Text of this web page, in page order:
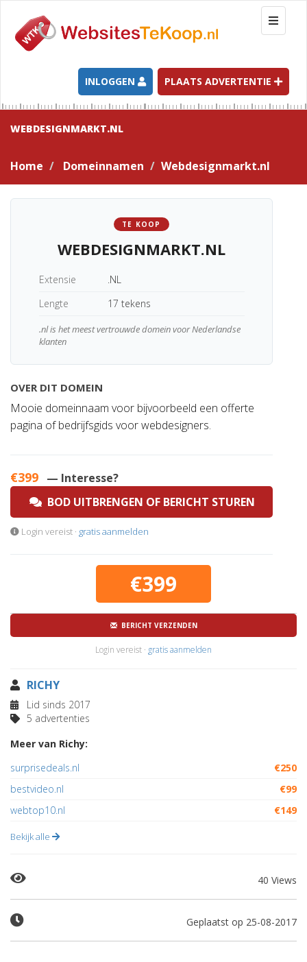
T
o
g
l
e
n
g
a
t
INLOGGEN PLAATS ADVERTENTIE
WEBDESIGNMARKT.NL
Home Domeinnamen Webdesignmarkt.nl
TE KOOP
WEBDESIGNMARKT.NL
Extensie
.NL
Lengte
17 tekens
.nl is het meest vertrouwde domein voor Nederlandse
klanten
OVER DIT DOMEIN
Mooie domeinnaam voor bijvoorbeeld een offerte
pagina of bedrijfsgids voor webdesigners.
€399 — Interesse?
BOD UITBRENGEN OF BERICHT STUREN
Login vereist · gratis aanmelden
€399
BERICHT VERZENDEN
Login vereist · gratis aanmelden
RICHY
Lid sinds 2017
5 advertenties
Meer van Richy:
surprisedeals.nl
€250
bestvideo.nl
€99
webtop10.nl
€149
Bekijk alle
40 Views
Geplaatst op 25-08-2017